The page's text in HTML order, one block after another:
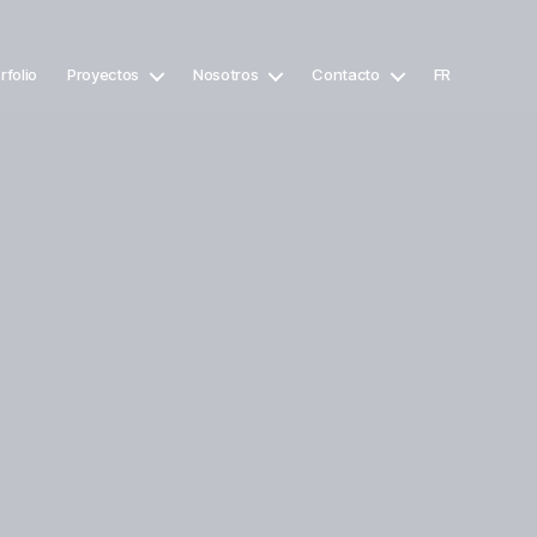
Proyectos Nosotros Contacto FR